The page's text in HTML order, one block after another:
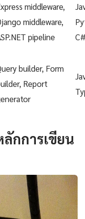
middleware,
middleware,
pipeline
builder, Form
Report
กการเขียน